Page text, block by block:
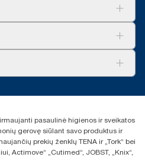
pasaulinė higienos ir sveikatos
gerovę siūlant savo produktus ir
prekių ženklų TENA ir „Tork“ bei
Actimove“ „Cutimed“, JOBST, „Knix“,